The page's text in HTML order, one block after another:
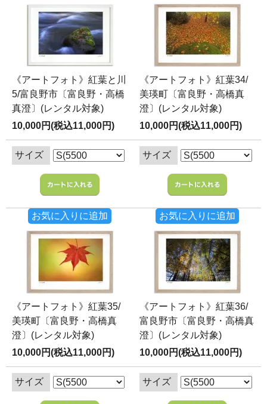
《アートフォト》紅葉と川
5/富良野市〔富良野・高橋
真澄〕(レンタル対象)
10,000円(税込11,000円)
サイズ
お気に入りに追加
《アートフォト》紅葉34/
美瑛町〔富良野・高橋真
澄〕(レンタル対象)
10,000円(税込11,000円)
サイズ
お気に入りに追加
《アートフォト》紅葉35/
美瑛町〔富良野・高橋真
澄〕(レンタル対象)
10,000円(税込11,000円)
サイズ
《アートフォト》紅葉36/
富良野市〔富良野・高橋真
澄〕(レンタル対象)
10,000円(税込11,000円)
サイズ